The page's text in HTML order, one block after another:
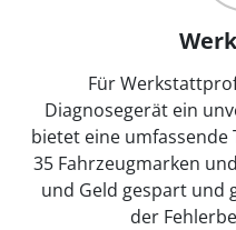
Für
Diagnosegerät ein
bietet eine
35 Fahrzeugmarken
und Geld gespart und
der